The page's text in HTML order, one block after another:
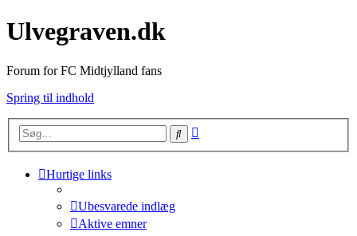
Ulvegraven.dk
Forum for FC Midtjylland fans
Spring til indhold
Søg
Hurtige links
Ubesvarede indlæg
Aktive emner